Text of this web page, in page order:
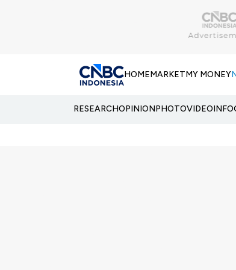
HOMEMARKETMY MONEY
RESEARCHOPINIONPHOTOVIDEO